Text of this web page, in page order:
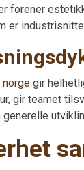
forener
er
gir
gir teamet